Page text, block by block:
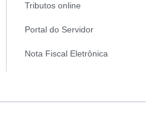
Tributos online
Portal do Servidor
Nota Fiscal Eletrônica